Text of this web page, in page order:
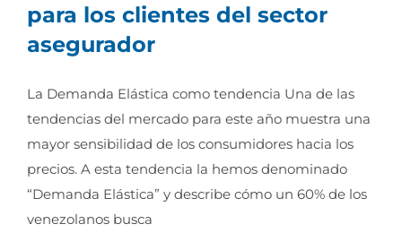
para los clientes del sector
asegurador
La Demanda Elástica como tendencia Una de las
tendencias del mercado para este año muestra una
mayor sensibilidad de los consumidores hacia los
precios. A esta tendencia la hemos denominado
“Demanda Elástica” y describe cómo un 60% de los
venezolanos busca